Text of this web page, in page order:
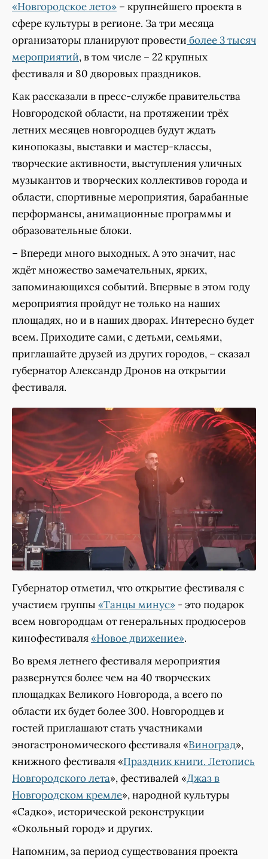
«Новгородское лето» – крупнейшего проекта в
сфере культуры в регионе. За три месяца
организаторы планируют провести более 3 тысяч
мероприятий, в том числе – 22 крупных
фестиваля и 80 дворовых праздников.
Как рассказали в пресс-службе правительства
Новгородской области, на протяжении трёх
летних месяцев новгородцев будут ждать
кинопоказы, выставки и мастер-классы,
творческие активности, выступления уличных
музыкантов и творческих коллективов города и
области, спортивные мероприятия, барабанные
перформансы, анимационные программы и
образовательные блоки.
– Впереди много выходных. А это значит, нас
ждёт множество замечательных, ярких,
запоминающихся событий. Впервые в этом году
мероприятия пройдут не только на наших
площадях, но и в наших дворах. Интересно будет
всем. Приходите сами, с детьми, семьями,
приглашайте друзей из других городов, – сказал
губернатор Александр Дронов на открытии
фестиваля.
Губернатор отметил, что открытие фестиваля с
участием группы «Танцы минус» - это подарок
всем новгородцам от генеральных продюсеров
кинофестиваля«Новое движение».
Во время летнего фестиваля мероприятия
развернутся более чем на 40 творческих
площадках Великого Новгорода, а всего по
области их будет более 300. Новгородцев и
гостей приглашают стать участниками
эногастрономического фестиваля «Виноград»,
книжного фестиваля «Праздник книги. Летопись
Новгородского лета», фестивалей «Джаз в
Новгородском кремле», народной культуры
«Садко», исторической реконструкции
«Окольный город» и других.
Напомним, за период существования проекта